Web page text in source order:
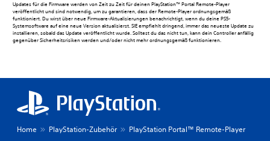
Updates für die Firmware werden von Zeit zu Zeit für deinen PlayStation™ Portal Remote-Player
veröffentlicht und sind notwendig, um zu garantieren, dass der Remote-Player ordnungsgemäß
funktioniert. Du wirst über neue Firmware-Aktualisierungen benachrichtigt, wenn du deine PS5-
Systemsoftware auf eine neue Version aktualisierst. SIE empfiehlt dringend, immer das neueste Update zu
installieren, sobald das Update veröffentlicht wurde. Solltest du das nicht tun, kann dein Controller anfällig
gegenüber Sicherheitsrisiken werden und/oder nicht mehr ordnungsgemäß funktionieren.
Home PlayStation-Zubehör PlayStation Portal™ Remote-Player